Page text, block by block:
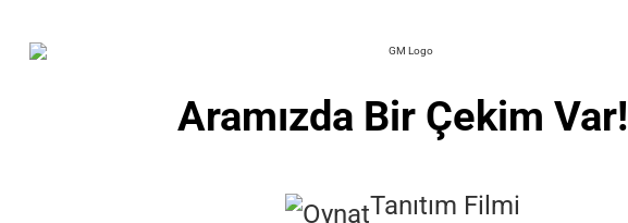
Aramızda Bir Çekim Var!
Tanıtım Filmi